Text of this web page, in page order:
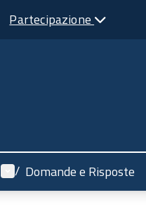
Partecipazione
Menù utente
/ Domande e Risposte